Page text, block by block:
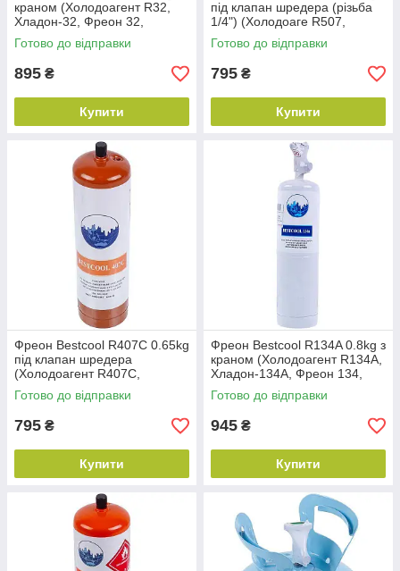
краном (Холодоагент R32,
Хладон-32, Фреон 32,
ДФУ-32, HFC-32)
Готово до відправки
895 ₴
Купити
під клапан шредера (різьба
1/4") (Холодоаге R507,
Хладон-507, Фреон 507)
Готово до відправки
795 ₴
Купити
Фреон Bestcool R407C 0.65kg
під клапан шредера
(Холодоагент R407C,
Хладон-407C, Фреон 407,
ДФУ-407C)
Готово до відправки
795 ₴
Купити
Фреон Bestcool R134A 0.8kg з
краном (Холодоагент R134A,
Хладон-134A, Фреон 134,
ДФУ-134A, HFC-134 А)
Готово до відправки
945 ₴
Купити